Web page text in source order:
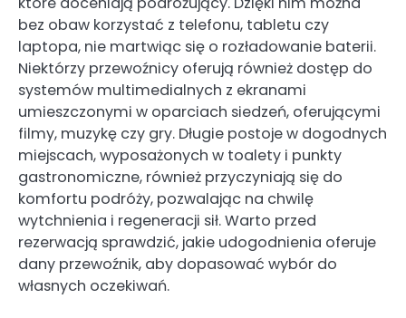
bez obaw korzystać z telefonu, tabletu czy
laptopa, nie martwiąc się o rozładowanie baterii.
Niektórzy przewoźnicy oferują również dostęp do
systemów multimedialnych z ekranami
umieszczonymi w oparciach siedzeń, oferującymi
filmy, muzykę czy gry. Długie postoje w dogodnych
miejscach, wyposażonych w toalety i punkty
gastronomiczne, również przyczyniają się do
komfortu podróży, pozwalając na chwilę
wytchnienia i regeneracji sił. Warto przed
rezerwacją sprawdzić, jakie udogodnienia oferuje
dany przewoźnik, aby dopasować wybór do
własnych oczekiwań.